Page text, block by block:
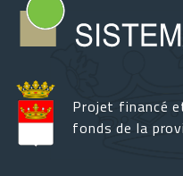
Projet financé
fonds de la